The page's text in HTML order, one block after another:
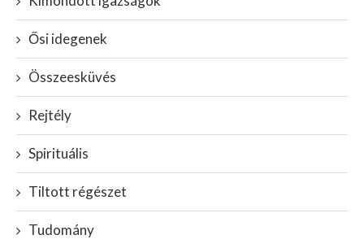
Ősi idegenek
Összeesküvés
Rejtély
Spirituális
Tiltott régészet
Tudomány